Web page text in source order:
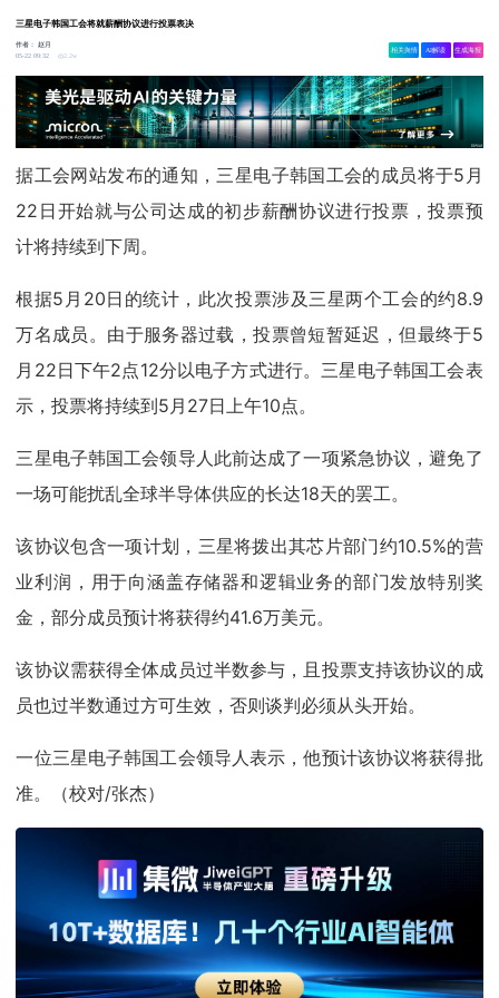
三星电子韩国工会将就薪酬协议进行投票表决
作者：赵月
05-22 09:32
2.2w
相关舆情 AI解读 生成海报
据工会网站发布的通知，三星电子韩国工会的成员将于5月
22日开始就与公司达成的初步薪酬协议进行投票，投票预
计将持续到下周。
根据5月20日的统计，此次投票涉及三星两个工会的约8.9
万名成员。由于服务器过载，投票曾短暂延迟，但最终于5
月22日下午2点12分以电子方式进行。三星电子韩国工会表
示，投票将持续到5月27日上午10点。
三星电子韩国工会领导人此前达成了一项紧急协议，避免了
一场可能扰乱全球半导体供应的长达18天的罢工。
该协议包含一项计划，三星将拨出其芯片部门约10.5%的营
业利润，用于向涵盖存储器和逻辑业务的部门发放特别奖
金，部分成员预计将获得约41.6万美元。
该协议需获得全体成员过半数参与，且投票支持该协议的成
员也过半数通过方可生效，否则谈判必须从头开始。
一位三星电子韩国工会领导人表示，他预计该协议将获得批
准。（校对/张杰）